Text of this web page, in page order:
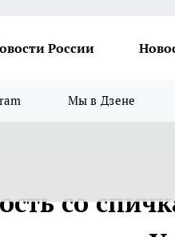
России
Мы в Дзене
со